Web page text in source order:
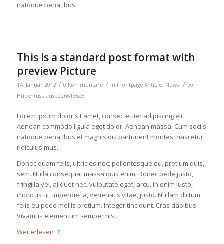
natoque penatibus.
This is a standard post format with
preview Picture
14. Januar 2012 / 0 Kommentare / in Frontpage Article, News / von
Hubertusklause026613625
Lorem ipsum dolor sit amet, consectetuer adipiscing elit.
Aenean commodo ligula eget dolor. Aenean massa. Cum sociis
natoque penatibus et magnis dis parturient montes, nascetur
ridiculus mus.
Donec quam felis, ultricies nec, pellentesque eu, pretium quis,
sem. Nulla consequat massa quis enim. Donec pede justo,
fringilla vel, aliquet nec, vulputate eget, arcu. In enim justo,
rhoncus ut, imperdiet a, venenatis vitae, justo. Nullam dictum
felis eu pede mollis pretium. Integer tincidunt. Cras dapibus.
Vivamus elementum semper nisi.
Weiterlesen